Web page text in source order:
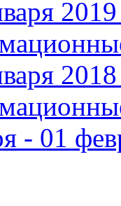
2019
2018
- 01